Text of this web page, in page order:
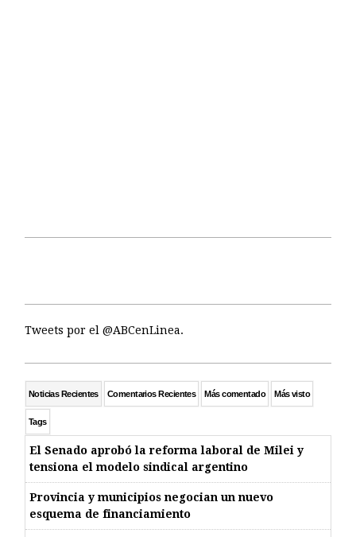
Tweets por el @ABCenLinea.
Noticias Recientes Comentarios Recientes Más comentado Más visto
Tags
El Senado aprobó la reforma laboral de Milei y
tensiona el modelo sindical argentino
Provincia y municipios negocian un nuevo
esquema de financiamiento